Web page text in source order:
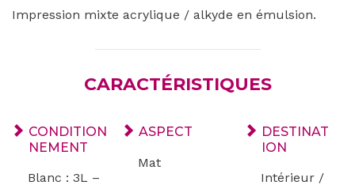
Impression mixte acrylique / alkyde en émulsion.
CARACTÉRISTIQUES
CONDITION
NEMENT
Blanc : 3L –
ASPECT
Mat
DESTINAT
ION
Intérieur /